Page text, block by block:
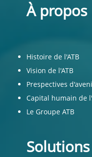
À propos
Histoire de l'ATB
Vision de l'ATB
Prespectives
Capital humain de
Le Groupe ATB
Solutions